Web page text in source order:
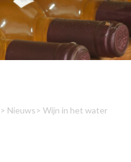
> Nieuws> Wijn in het water